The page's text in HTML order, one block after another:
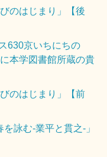
のはじまり」【後
630京いちにちの
本学図書館所蔵の貴
のはじまり」【前
詠む-業平と貫之-」